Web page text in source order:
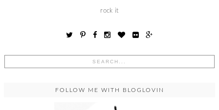
rock it
FOLLOW ME WITH BLOGLOVIN